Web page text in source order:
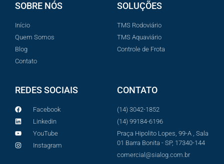
SOBRE NÓS
Início
Quem Somos
Blog
Contato
SOLUÇÕES
TMS Rodoviário
TMS Aquaviário
Controle de Frota
REDES SOCIAIS
Facebook
Linkedin
YouTube
Instagram
CONTATO
(14) 3042-1852
(14) 99184-6196
Praça Hipolito Lopes, 99-A , Sala
01 Barra Bonita - SP, 17340-144
comercial@sialog.com.br